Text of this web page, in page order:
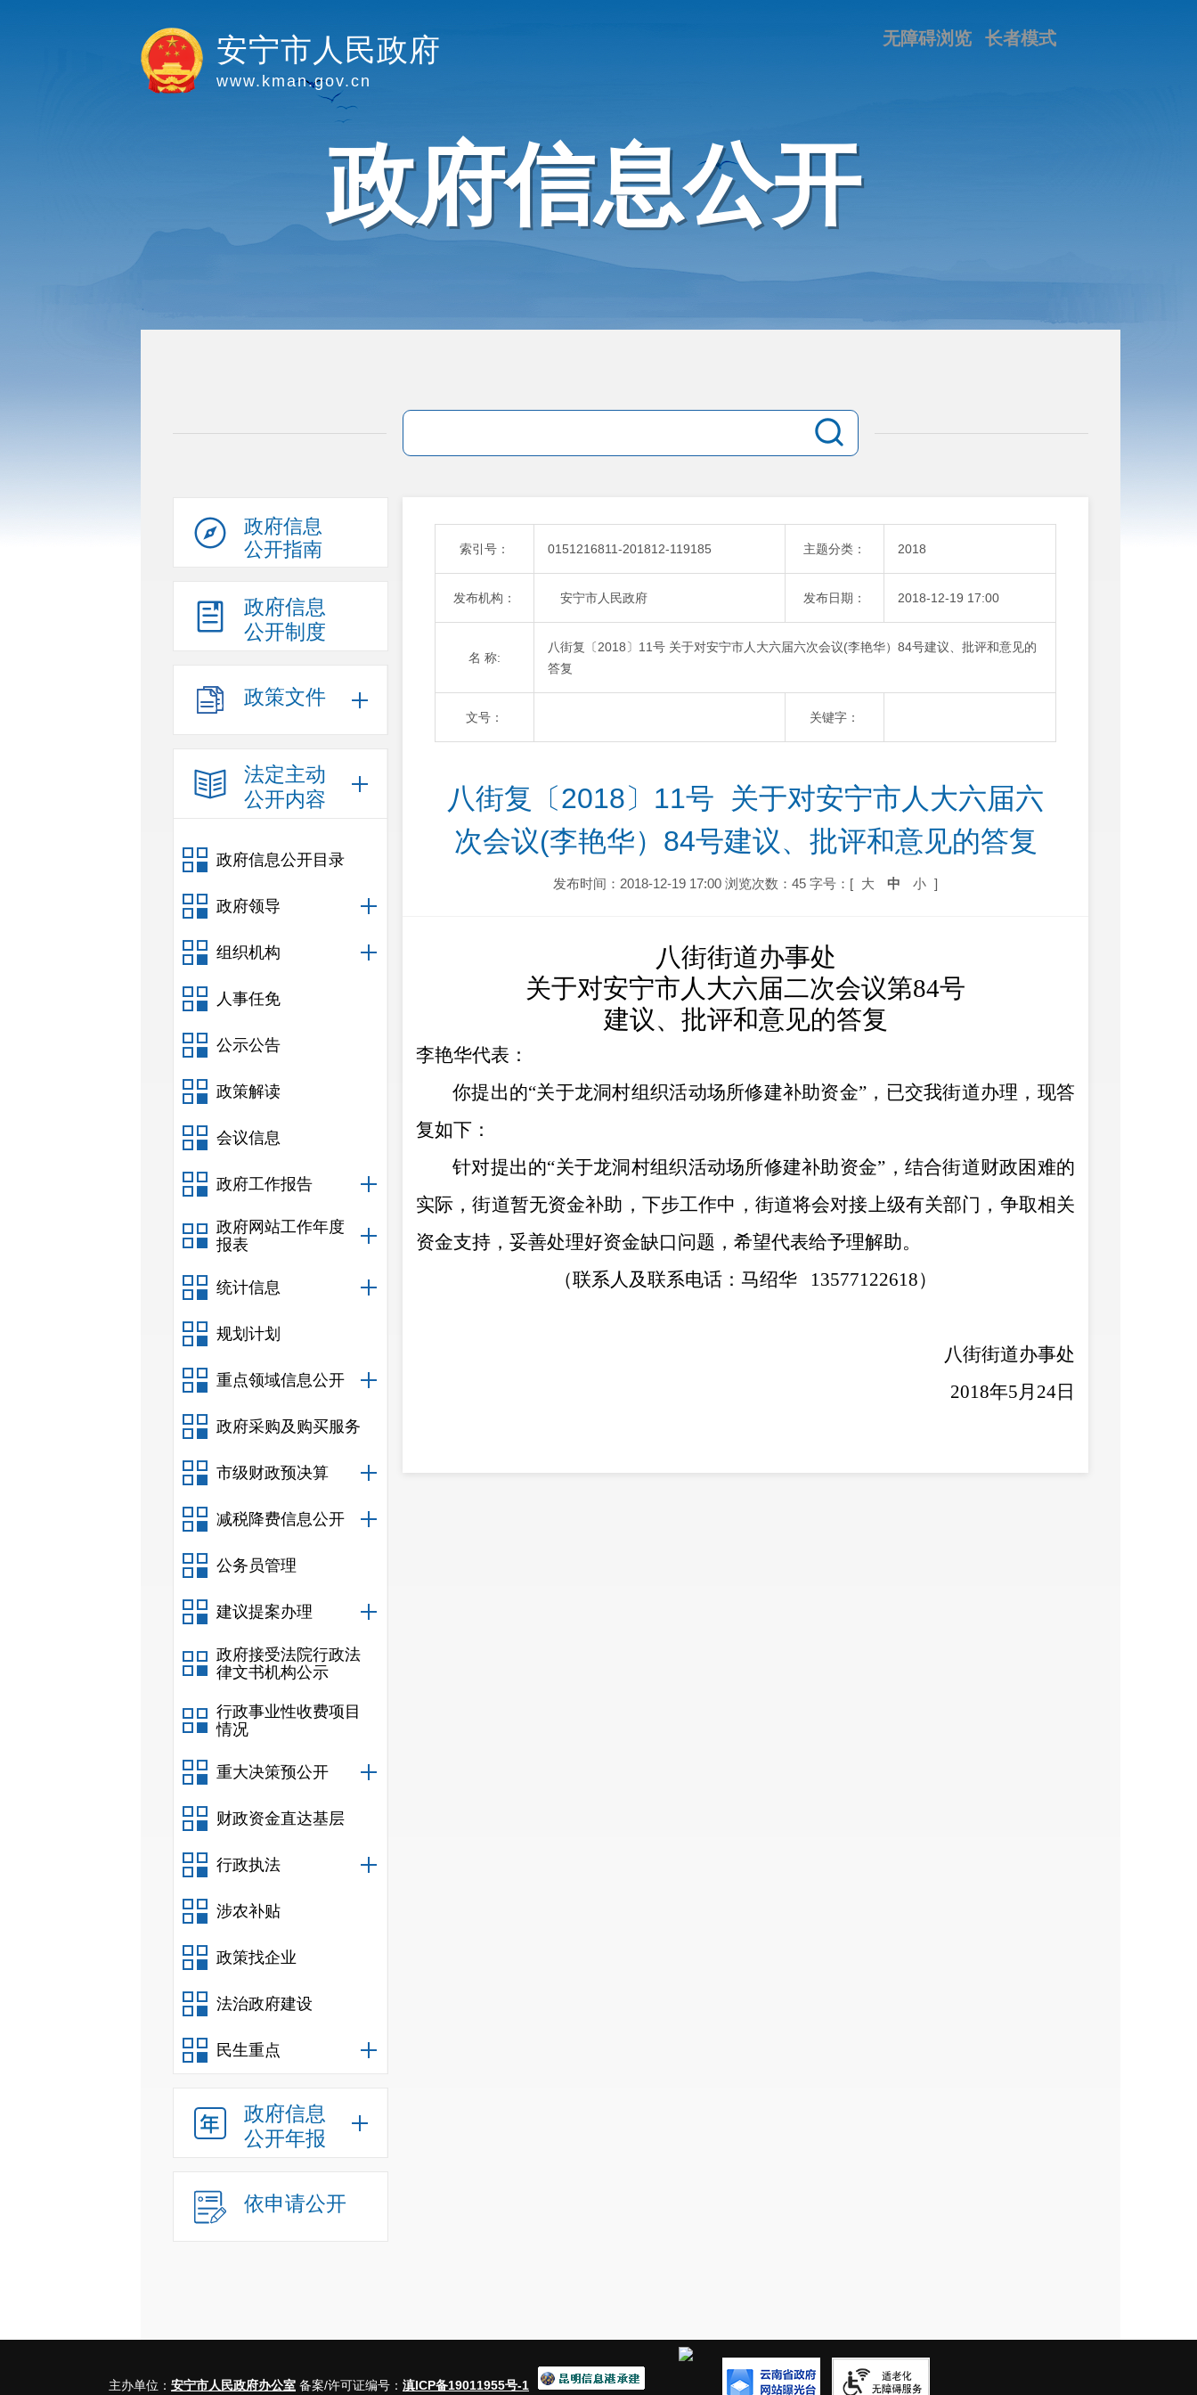
长者模式
无障碍浏览
安宁市人民政府
www.kman.gov.cn
政府信息公开
政府信息
公开指南
政府信息
公开制度
政策文件
法定主动
公开内容
政府信息公开目录
政府领导
组织机构
人事任免
公示公告
政策解读
会议信息
政府工作报告
政府网站工作年度
报表
统计信息
规划计划
重点领域信息公开
政府采购及购买服务
市级财政预决算
减税降费信息公开
公务员管理
建议提案办理
政府接受法院行政法
律文书机构公示
行政事业性收费项目
情况
重大决策预公开
财政资金直达基层
行政执法
涉农补贴
政策找企业
法治政府建设
民生重点
政府信息
公开年报
依申请公开
索引号： 0151216811-201812-119185 主题分类： 2018
发布机构： 安宁市人民政府 发布日期： 2018-12-19 17:00
名 称:
八街复〔2018〕11号 关于对安宁市人大六届六次会议(李艳华）84号建议、批评和意见的
答复
文号： 关键字：
八街复〔2018〕11号  关于对安宁市人大六届六
次会议(李艳华）84号建议、批评和意见的答复
发布时间：2018-12-19 17:00 浏览次数：45 字号：[ 大 中 小 ]
八街街道办事处
关于对安宁市人大六届二次会议第84号
建议、批评和意见的答复
李艳华代表：
你提出的“关于龙洞村组织活动场所修建补助资金” ，已交我街道办理，现答
复如下：
针对提出的“关于龙洞村组织活动场所修建补助资金”， 结合街道财政困难的
实际，街道暂无资金补助，下步工作中，街道将会对接上级有关部门，争取相关
资金支持，妥善处理好资金缺口问题，希望代表给予理解助。
（联系人及联系电话：马绍华
13577122618）
八街街道办事处
2018年5月 24日
主办单位： 安宁市人民政府办公室 备案/许可证编号： 滇ICP备19011955号-1